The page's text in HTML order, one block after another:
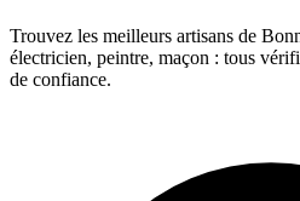
Trouvez les meilleurs artisans de
électricien, peintre, maçon : tous
de confiance.